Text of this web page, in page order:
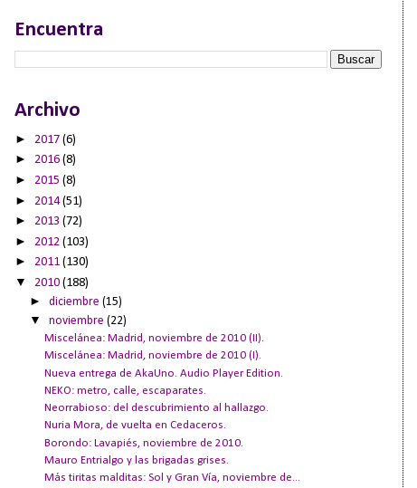
Encuentra
Archivo
► 2017 (6)
► 2016 (8)
► 2015 (8)
► 2014(51)
► 2013 (72)
► 2012 (103)
► 2011 (130)
▼ 2010 (188)
►diciembre(15)
▼noviembre(22)
Miscelánea: Madrid, noviembre de 2010 (II).
Miscelánea: Madrid, noviembre de 2010 (I).
Nueva entrega de AkaUno. Audio Player Edition.
NEKO: metro, calle, escaparates.
Neorrabioso: del descubrimiento al hallazgo.
Nuria Mora, de vuelta en Cedaceros.
Borondo: Lavapiés, noviembre de 2010.
Mauro Entrialgo y las brigadas grises.
Más tiritas malditas: Sol y Gran Vía, noviembre de...